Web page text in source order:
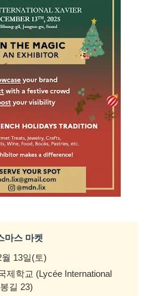
마스 마켓
13일(토)
제학교 (Lycée International
길 23)